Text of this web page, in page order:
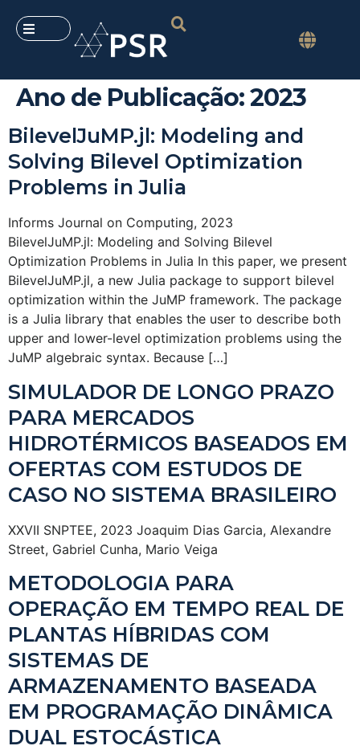
Ano de Publicação:2023
BilevelJuMP.jl: Modeling and
Solving Bilevel Optimization
Problems in Julia
Informs Journal on Computing, 2023
BilevelJuMP.jl: Modeling and Solving Bilevel
Optimization Problems in Julia In this paper, we present
BilevelJuMP.jl, a new Julia package to support bilevel
optimization within the JuMP framework. The package
is a Julia library that enables the user to describe both
upper and lower-level optimization problems using the
JuMP algebraic syntax. Because […]
SIMULADOR DE LONGO PRAZO
PARA MERCADOS
HIDROTÉRMICOS BASEADOS EM
OFERTAS COM ESTUDOS DE
CASO NO SISTEMA BRASILEIRO
XXVII SNPTEE, 2023 Joaquim Dias Garcia, Alexandre
Street, Gabriel Cunha, Mario Veiga
METODOLOGIA PARA
OPERAÇÃO EM TEMPO REAL DE
PLANTAS HÍBRIDAS COM
SISTEMAS DE
ARMAZENAMENTO BASEADA
EM PROGRAMAÇÃO DINÂMICA
DUAL ESTOCÁSTICA